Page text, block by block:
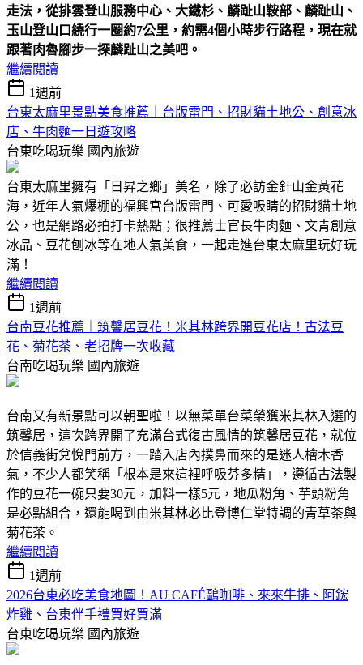
走法，從排雲登山服務中心、大鐵杉、麟趾山鞍部、麟趾山、
玉山登山口繞行一圈約7公里，約需4個小時步行路程，現在就
跟著肉魯腳步一探麟趾山之美吧。
繼續閱讀
1週前
台東太麻里景點美食推薦｜台版雷門、招財貓土地公、創意冰
店、牛肉麵一日遊攻略
台東吃喝玩樂 國內旅遊
台東太麻里擁有「日昇之鄉」美名，除了必訪金針山金黃花
海，近年人氣爆棚的福興宮台版雷門、可愛吸睛的招財貓土地
公，也是網路必拍打卡熱點；很推薦士官長牛肉麵、文青創意
冰品、豆花刨冰等在地人氣美食，一起走進台東太麻里玩好玩
滿！
繼續閱讀
1週前
台南豆花推薦｜筑馨居豆花！米其林跨界開豆花店！古法豆
花、菊花茶、老招牌一次收藏
台南吃喝玩樂 國內旅遊
台南又有新景點可以朝聖啦！以無菜單台菜榮獲米其林入選的
筑馨居，這次跨界開了充滿台式復古風情的筑馨居豆花，就位
於信義街兌悅門前方，一踏入店內撲鼻而來的是迷人檜木香
氣，不少人都笑稱「根本是來這裡呼吸芬多精」，遵循古法製
作的豆花一碗只要30元，加料一樣5元，地瓜粉角、芋頭粉角
是必點組合，還能喝到由米其林必比登博仁堂特調的青草茶與
菊花茶。
繼續閱讀
1週前
2026台東必吃美食地圖！AU CAFÉ鷗咖啡、來來牛排、阿鋐
炸雞、台東伴手禮買好買滿
台東吃喝玩樂 國內旅遊